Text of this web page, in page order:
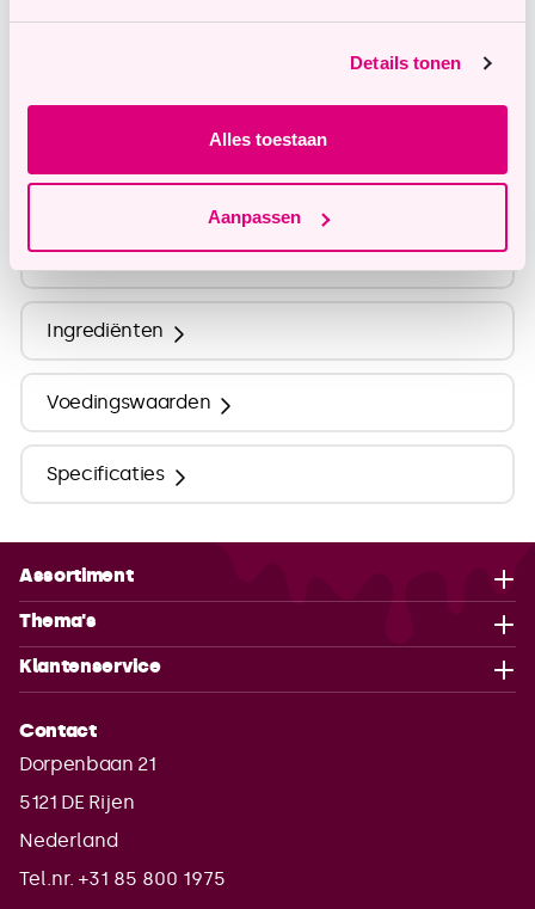
Details tonen
Alles toestaan
Aanpassen
Omschrijving
Ingrediënten
Voedingswaarden
Specificaties
Assortiment
Thema's
Klantenservice
Contact
Dorpenbaan 21
5121 DE Rijen
Nederland
Tel.nr. +31 85 800 1975